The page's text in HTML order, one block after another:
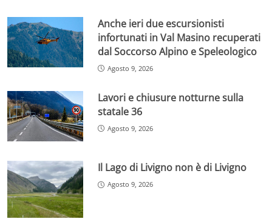
Anche ieri due escursionisti
infortunati in Val Masino recuperati
dal Soccorso Alpino e Speleologico
Agosto 9, 2026
Lavori e chiusure notturne sulla
statale 36
Agosto 9, 2026
Il Lago di Livigno non è di Livigno
Agosto 9, 2026